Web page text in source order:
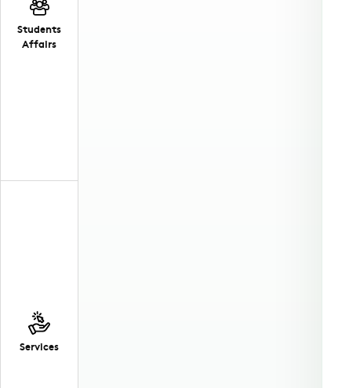
Students
Affairs
Services